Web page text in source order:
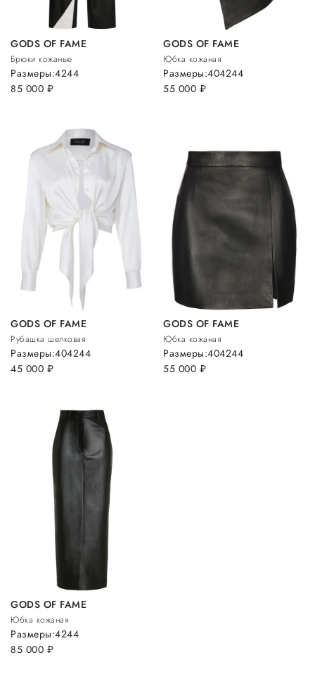
GODS OF FAME
Брюки кожаные
85 000 руб.
Размеры:4244
GODS OF FAME
Юбка кожаная
55 000 руб.
Размеры:404244
GODS OF FAME
Рубашка шелковая
45 000 руб.
Размеры:404244
GODS OF FAME
Юбка кожаная
55 000 руб.
Размеры:404244
GODS OF FAME
Юбка кожаная
85 000 руб.
Размеры:4244